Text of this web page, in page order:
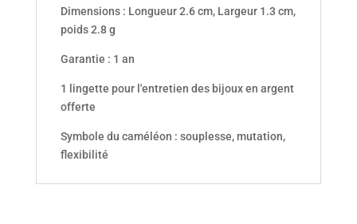
Dimensions : Longueur 2.6 cm, Largeur 1.3 cm,
poids 2.8 g
Garantie : 1 an
1 lingette pour l'entretien des bijoux en argent
offerte
Symbole du caméléon : souplesse, mutation,
flexibilité